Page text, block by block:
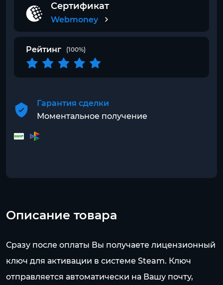
Сертификат
Webmoney
Рейтинг (100%)
Гарантия сделки
Моментальное получение
Описание товара
Сразу после оплаты Вы получаете лицензионный
ключ для активации в системе Steam. Ключ
отправляется автоматически на Вашу почту,